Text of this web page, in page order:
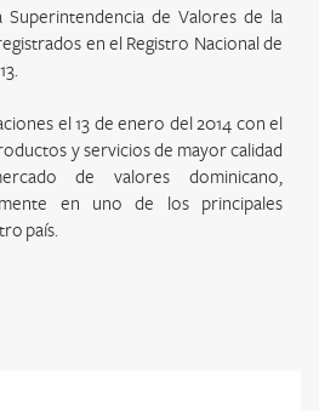
de Valores de la
en el Registro Nacional de
el 13 de enero del 2014 con el
y servicios de mayor calidad
de valores dominicano,
en uno de los principales
país.